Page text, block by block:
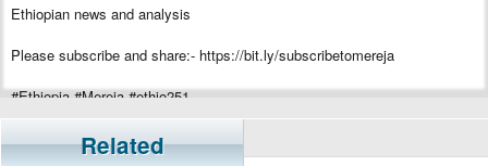
Ethiopian news and analysis
Please subscribe and share:- https://bit.ly/subscribetomereja
#Ethiopia #Mereja #ethio251
Related